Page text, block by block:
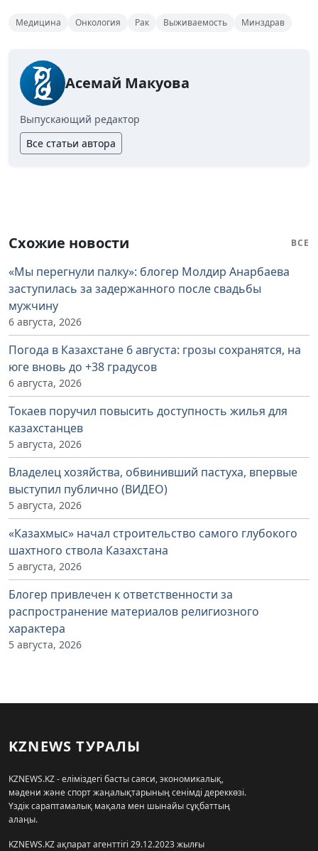
Медицина Онкология Рак Выживаемость Минздрав
Асемай Макуова
Выпускающий редактор
Все статьи автора
Схожие новости ВСЕ
«Мы перегнули палку»: блогер Молдир Анарбаева
заступилась за задержанного после свадьбы
мужчину
6 августа, 2026
Погода в Казахстане 6 августа: грозы сохранятся, на
юге вновь до +38 градусов
6 августа, 2026
Токаев поручил повысить доступность жилья для
казахстанцев
5 августа, 2026
Владелец хозяйства, обвинивший пастуха, впервые
выступил публично (ВИДЕО)
5 августа, 2026
«Казахмыс» начал строительство самого глубокого
шахтного ствола Казахстана
5 августа, 2026
Блогер привлечен к ответственности за
распространение материалов религиозного
характера
5 августа, 2026
KZNEWS ТУРАЛЫ
KZNEWS.KZ - еліміздегі басты саяси, экономикалық,
мәдени және спорт жаңалықтарының сенімді дереккөзі.
Үздік сараптамалық мақала мен шынайы сұқбаттың
алаңы.
KZNEWS.KZ ақпарат агенттігі 29.12.2023 жылғы